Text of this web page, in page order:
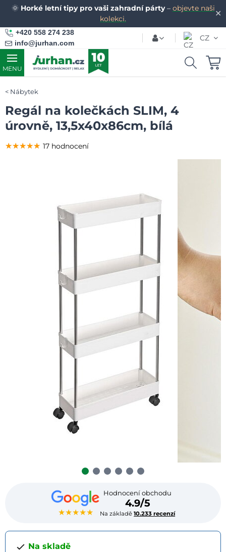
✕
🌞 Horké letní tipy pro vaši zahradní párty– objevte naši
kolekci.
+420 558 274 238
info@jurhan.com
CZ
MENU
Nábytek
Regál na kolečkách SLIM, 4
úrovně, 13,5x40x86cm, bílá
★★★★★
Hodnocení obchodu
4.9/5
Na základě10.233 recenzí
★★★★★
★★★★★
★★★★★ 17 hodnocení
Na skladě